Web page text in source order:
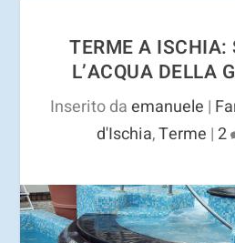
TERME A ISCHIA:
L’ACQUA DELLA
Inserito daemanuele |
d'Ischia,Terme |2